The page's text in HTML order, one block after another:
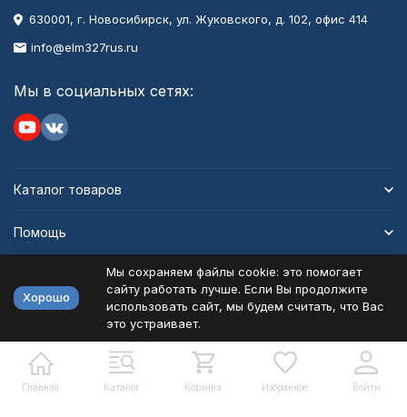
Главная Каталог Корзина Избранное Войти
630001, г. Новосибирск, ул. Жуковского, д. 102, офис 414
info@elm327rus.ru
Мы в социальных сетях:
Каталог товаров
Помощь
Политика персональных данных
Разработано в bodysite.ru
Хорошо
Мы сохраняем файлы cookie: это помогает
сайту работать лучше. Если Вы продолжите
использовать сайт, мы будем считать, что Вас
это устраивает.